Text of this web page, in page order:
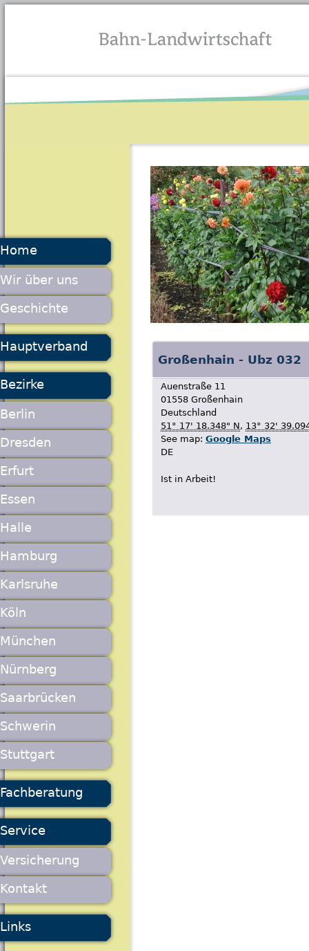
Jump to navigation
Großenhain - Ubz 032
Auenstraße 11
01558 Großenhain
Deutschland
51° 17' 18.348" N, 13° 32'
See map: Google Maps
DE
Ist in Arbeit!
Home
Wir über uns
Geschichte
Hauptverband
Bezirke
Berlin
Dresden
Erfurt
Essen
Halle
Hamburg
Karlsruhe
Köln
München
Nürnberg
Saarbrücken
Schwerin
Stuttgart
Fachberatung
Service
Versicherung
Kontakt
Links